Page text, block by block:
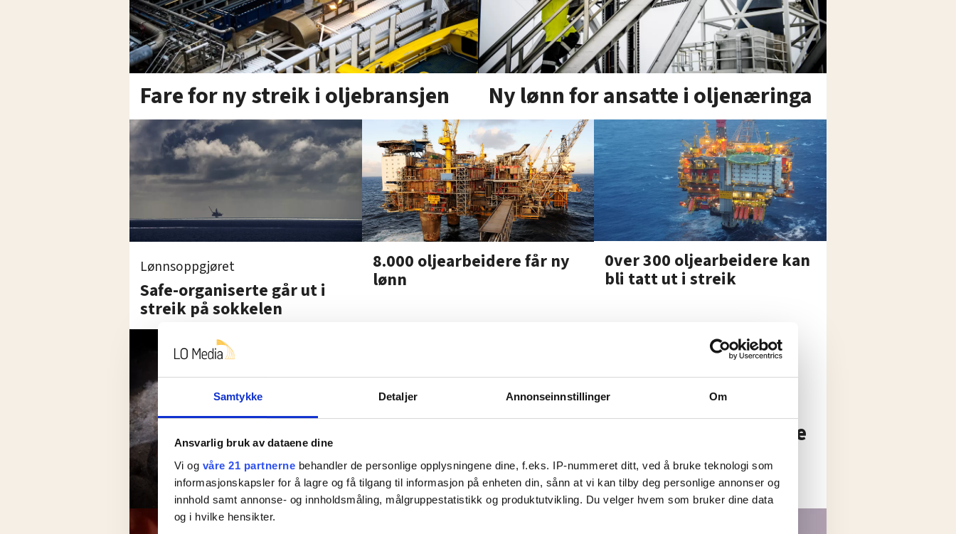
Samtykke Detaljer Annonseinnstillinger Om
Ansvarlig bruk av dataene dine
Vi og våre 21 partnerne behandler de personlige opplysningene dine, f.eks. IP-nummeret ditt, ved å bruke teknologi som
informasjonskapsler for å lagre og få tilgang til informasjon på enheten din, sånn at vi kan tilby deg personlige annonser og
innhold samt annonse- og innholdsmåling, målgruppestatistikk og produktutvikling. Du velger hvem som bruker dine data
og i hvilke hensikter.
Fare for ny streik i oljebransjen Ny lønn for ansatte i oljenæringa
Lønnsoppgjøret
Safe-organiserte går ut i
streik på sokkelen
8.000 oljearbeidere får ny
lønn
0ver 300 oljearbeidere kan
bli tatt ut i streik
Kronikk
Da Norge sviktet Kielland-ofrene